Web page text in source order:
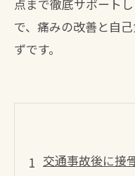
点まで徹底サポート
で、痛みの改善と自
ずです。
交通事故後に接